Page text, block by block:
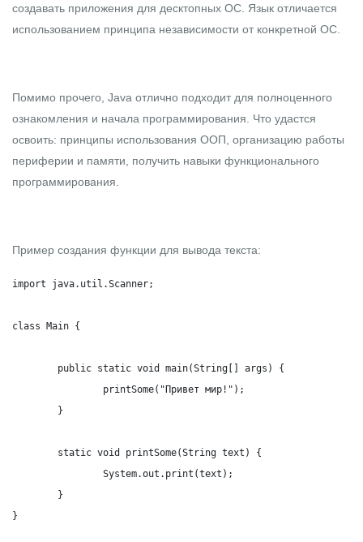
создавать приложения для десктопных ОС. Язык отличается
использованием принципа независимости от конкретной ОС.
Помимо прочего, Java отлично подходит для полноценного
ознакомления и начала программирования. Что удастся
освоить: принципы использования ООП, организацию работы
периферии и памяти, получить навыки функционального
программирования.
Пример создания функции для вывода текста:
import java.util.Scanner;
class Main {
}